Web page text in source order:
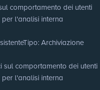
comportamento dei utenti
l'analisi interna
Tipo: Archiviazione
sul comportamento dei utenti
l'analisi interna